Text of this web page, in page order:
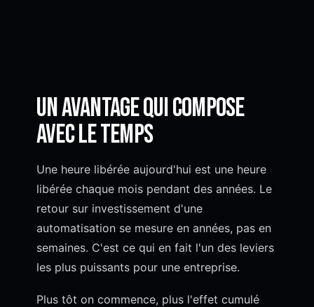
Un avantage qui compose
avec le temps
Une heure libérée aujourd'hui est une heure
libérée chaque mois pendant des années. Le
retour sur investissement d'une
automatisation se mesure en années, pas en
semaines. C'est ce qui en fait l'un des leviers
les plus puissants pour une entreprise.
Plus tôt on commence, plus l'effet cumulé